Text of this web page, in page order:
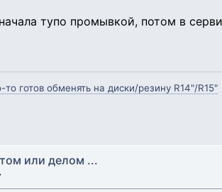
тупо промывкой, потом в
готов обменять на диски/резину R14"/R15"
или делом ...